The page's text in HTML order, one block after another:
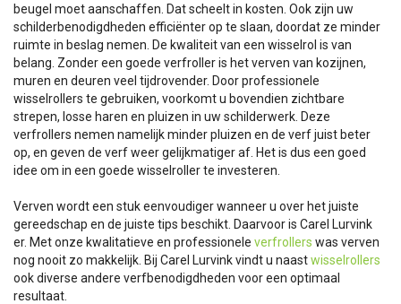
beugel moet aanschaffen. Dat scheelt in kosten. Ook zijn uw
schilderbenodigdheden efficiënter op te slaan, doordat ze minder
ruimte in beslag nemen. De kwaliteit van een wisselrol is van
belang. Zonder een goede verfroller is het verven van kozijnen,
muren en deuren veel tijdrovender. Door professionele
wisselrollers te gebruiken, voorkomt u bovendien zichtbare
strepen, losse haren en pluizen in uw schilderwerk. Deze
verfrollers nemen namelijk minder pluizen en de verf juist beter
op, en geven de verf weer gelijkmatiger af. Het is dus een goed
idee om in een goede wisselroller te investeren.
Verven wordt een stuk eenvoudiger wanneer u over het juiste
gereedschap en de juiste tips beschikt. Daarvoor is Carel Lurvink
er. Met onze kwalitatieve en professionele verfrollers was verven
nog nooit zo makkelijk. Bij Carel Lurvink vindt u naastwisselrollers
ook diverse andere verfbenodigdheden voor een optimaal
resultaat.